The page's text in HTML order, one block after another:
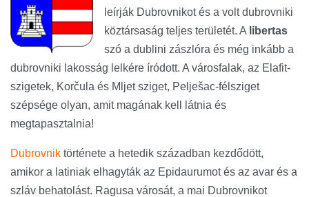
leírják Dubrovnikot és a volt dubrovniki
köztársaság teljes területét. A libertas
szó a dublini zászlóra és még inkább a
dubrovniki lakosság lelkére íródott. A városfalak, az Elafit-
szigetek, Korčula és Mljet sziget, Pelješac-félsziget
szépsége olyan, amit magának kell látnia és
megtapasztalnia!
Dubrovnik története a hetedik században kezdődött,
amikor a latiniak elhagyták az Epidaurumot és az avar és a
szláv behatolást. Ragusa városát, a mai Dubrovnikot